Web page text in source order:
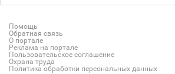
Помощь
Обратная связь
О портале
Реклама на портале
Пользовательское соглашение
Охрана труда
Политика обработки персональных данных